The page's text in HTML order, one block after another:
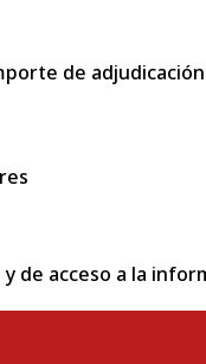
de
de acceso a la